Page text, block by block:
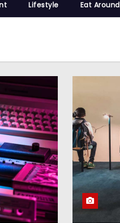
Lifestyle Eat Around